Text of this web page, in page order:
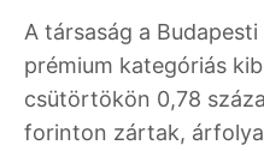
A társaság a
prémium kategóriás
csütörtökön 0,78
forinton zártak,